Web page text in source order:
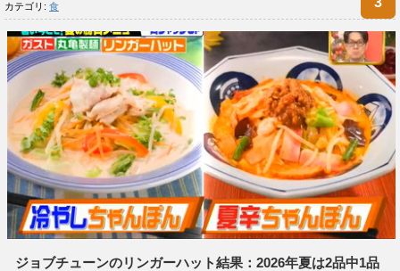
カテゴリ: 食
ジョブチューンのリンガーハット結果：2026年夏は2品中1品